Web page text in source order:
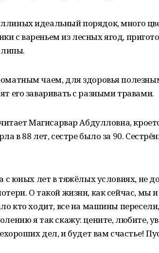
идеальный порядок, много
с вареньем из лесных ягод,
липы.
чаем, для здоровья
его заваривать с разными травами.
Магисарвар Абдулловна,
в 88 лет, сестре было за 90.
с юных лет в тяжёлых условиях, не
О такой жизни, как сейчас, мы
кто ходит, все на машины пересели,
я так скажу: цените, любите,
дел, и будет вам счастье!